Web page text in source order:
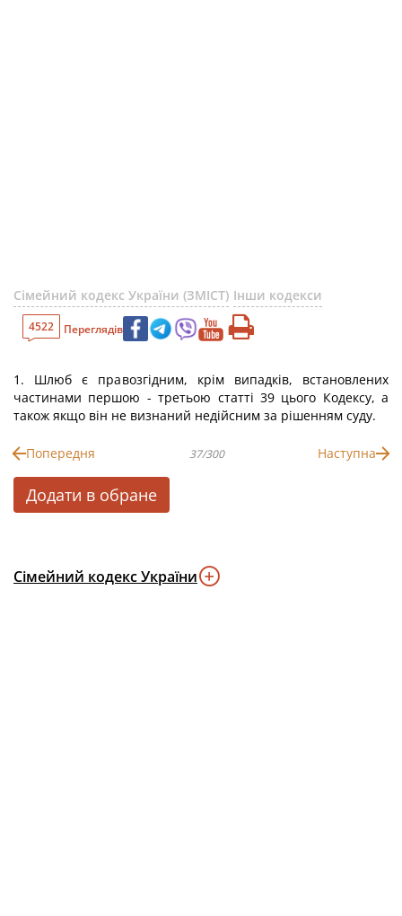
Сімейний кодекс України (ЗМІСТ) Інши кодекси
4522 Переглядів
1. Шлюб є правозгідним, крім випадків, встановлених
частинами першою - третьою статті 39 цього Кодексу, а
також якщо він не визнаний недійсним за рішенням суду.
Попередня 37/300 Наступна
Додати в обране
Сімейний кодекс України